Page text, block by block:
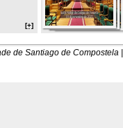
[+]
de Santiago de